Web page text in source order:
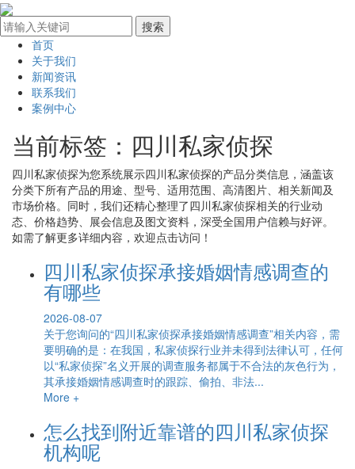
首页
关于我们
新闻资讯
联系我们
案例中心
当前标签： 四川私家侦探
四川私家侦探为您系统展示四川私家侦探的产品分类信息，涵盖该
分类下所有产品的用途、型号、适用范围、高清图片、相关新闻及
市场价格。同时，我们还精心整理了四川私家侦探相关的行业动
态、价格趋势、展会信息及图文资料，深受全国用户信赖与好评。
如需了解更多详细内容，欢迎点击访问！
四川私家侦探承接婚姻情感调查的
有哪些
2026-08-07
关于您询问的“四川私家侦探承接婚姻情感调查”相关内容，需
要明确的是：在我国，私家侦探行业并未得到法律认可，任何
以“私家侦探”名义开展的调查服务都属于不合法的灰色行为，
其承接婚姻情感调查时的跟踪、偷拍、非法...
More +
怎么找到附近靠谱的四川私家侦探
机构呢